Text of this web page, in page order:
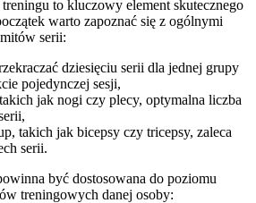
to kluczowy element skutecznego
warto zapoznać się z ogólnymi
serii:
dziesięciu serii dla jednej grupy
pojedynczej sesji,
jak nogi czy plecy, optymalna liczba
takich jak bicepsy czy tricepsy, zaleca
serii.
być dostosowana do poziomu
treningowych danej osoby: